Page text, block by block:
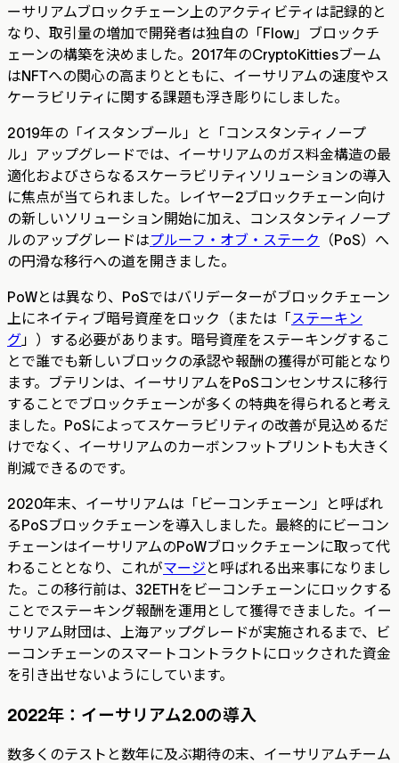
ーサリアムブロックチェーン上のアクティビティは記録的と
なり、取引量の増加で開発者は独自の「Flow」ブロックチ
ェーンの構築を決めました。2017年のCryptoKittiesブーム
はNFTへの関心の高まりとともに、イーサリアムの速度やス
ケーラビリティに関する課題も浮き彫りにしました。
2019年の「イスタンブール」と「コンスタンティノープ
ル」アップグレードでは、イーサリアムのガス料金構造の最
適化およびさらなるスケーラビリティソリューションの導入
に焦点が当てられました。レイヤー2ブロックチェーン向け
の新しいソリューション開始に加え、コンスタンティノープ
ルのアップグレードはプルーフ・オブ・ステーク
（PoS）へ
の円滑な移行への道を開きました。
PoWとは異なり、PoSではバリデーターがブロックチェーン
上にネイティブ暗号資産をロック（または「 ステーキン
グ 」）する必要があります。暗号資産をステーキングするこ
とで誰でも新しいブロックの承認や報酬の獲得が可能となり
ます。ブテリンは、イーサリアムをPoSコンセンサスに移行
することでブロックチェーンが多くの特典を得られると考え
ました。PoSによってスケーラビリティの改善が見込めるだ
けでなく、イーサリアムのカーボンフットプリントも大きく
削減できるのです。
2020年末、イーサリアムは「ビーコンチェーン」と呼ばれ
るPoSブロックチェーンを導入しました。最終的にビーコン
チェーンはイーサリアムのPoWブロックチェーンに取って代
わることとなり、これがマージ と呼ばれる出来事になりまし
た。この移行前は、32ETHをビーコンチェーンにロックする
ことでステーキング報酬を運用として獲得できました。イー
サリアム財団は、上海アップグレードが実施されるまで、ビ
ーコンチェーンのスマートコントラクトにロックされた資金
を引き出せないようにしています。
2022年：イーサリアム2.0の導入
数多くのテストと数年に及ぶ期待の末、イーサリアムチーム